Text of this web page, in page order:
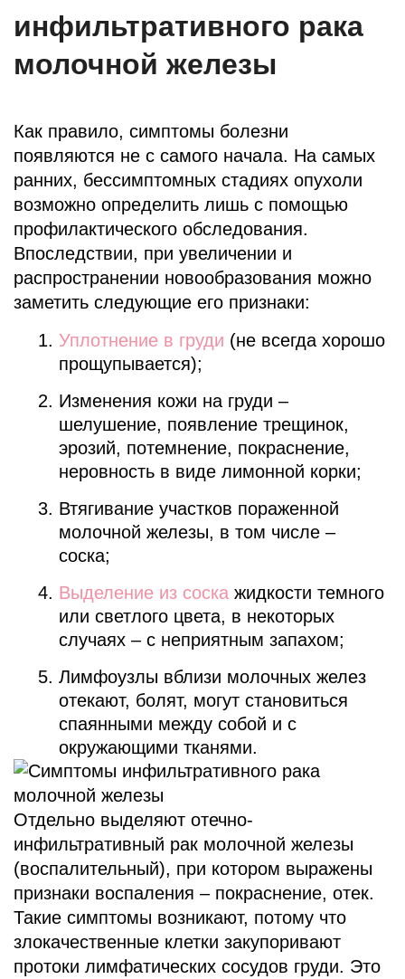
инфильтративного рака
молочной железы
Как правило, симптомы болезни
появляются не с самого начала. На самых
ранних, бессимптомных стадиях опухоли
возможно определить лишь с помощью
профилактического обследования.
Впоследствии, при увеличении и
распространении новообразования можно
заметить следующие его признаки:
Уплотнение в груди (не всегда хорошо
прощупывается);
Изменения кожи на груди –
шелушение, появление трещинок,
эрозий, потемнение, покраснение,
неровность в виде лимонной корки;
Втягивание участков пораженной
молочной железы, в том числе –
соска;
Выделение из соска жидкости темного
или светлого цвета, в некоторых
случаях – с неприятным запахом;
Лимфоузлы вблизи молочных желез
отекают, болят, могут становиться
спаянными между собой и с
окружающими тканями.
Отдельно выделяют отечно-
инфильтративный рак молочной железы
(воспалительный), при котором выражены
признаки воспаления – покраснение, отек.
Такие симптомы возникают, потому что
злокачественные клетки закупоривают
протоки лимфатических сосудов груди. Это